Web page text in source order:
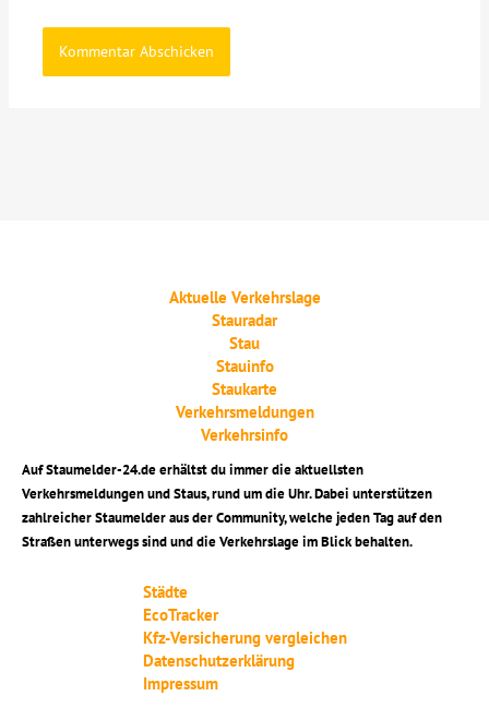
Aktuelle Verkehrslage
Stauradar
Stau
Stauinfo
Staukarte
Verkehrsmeldungen
Verkehrsinfo
Auf Staumelder-24.de erhältst du immer die aktuellsten
Verkehrsmeldungen und Staus, rund um die Uhr. Dabei unterstützen
zahlreicher Staumelder aus der Community, welche jeden Tag auf den
Straßen unterwegs sind und die Verkehrslage im Blick behalten.
Städte
EcoTracker
Kfz-Versicherung vergleichen
Datenschutzerklärung
Impressum